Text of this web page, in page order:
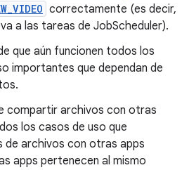
correctamente (es decir,
a las tareas de JobScheduler).
que aún funcionen todos los
importantes que dependan de
compartir archivos con otras
los casos de uso que
archivos con otras apps
apps pertenecen al mismo